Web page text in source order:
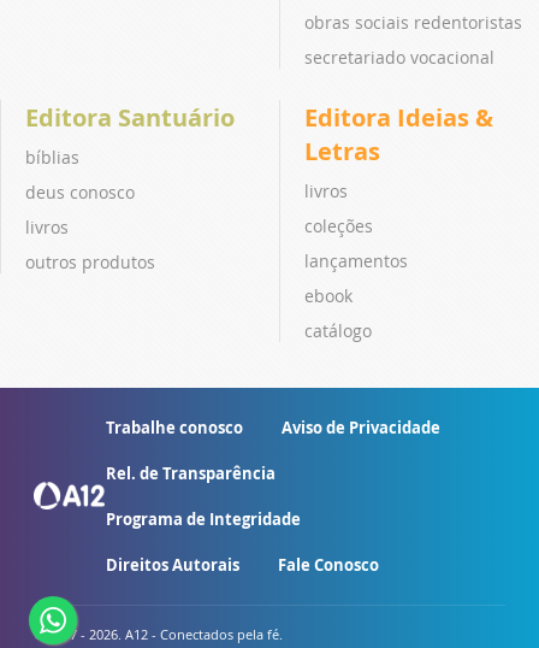
obras sociais redentoristas
secretariado vocacional
Editora Santuário
bíblias
deus conosco
livros
outros produtos
Editora Ideias &
Letras
livros
coleções
lançamentos
ebook
catálogo
Trabalhe conosco Aviso de Privacidade
Rel. de Transparência
Programa de Integridade
Direitos Autorais Fale Conosco
© 2007 - 2026. A12 - Conectados pela fé.